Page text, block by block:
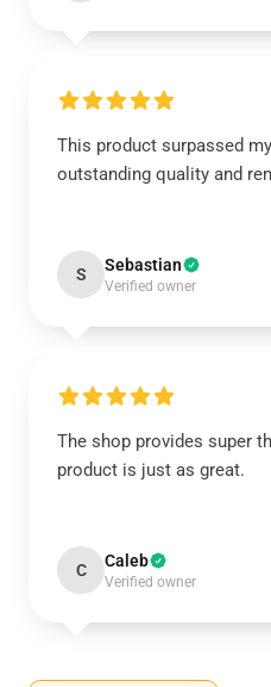
This product surpassed
outstanding quality and
S Sebastian
Verified owner
The shop provides super
product is just as great.
C Caleb
Verified owner